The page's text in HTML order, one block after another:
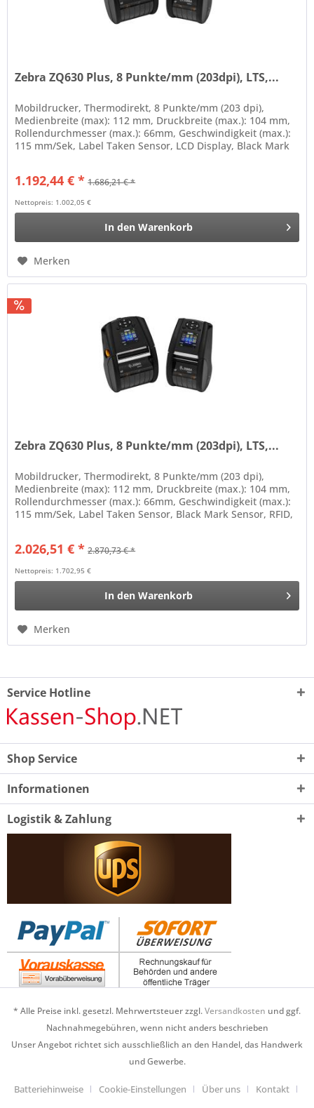
Zebra ZQ630 Plus, 8 Punkte/mm (203dpi), LTS,...
Mobildrucker, Thermodirekt, 8 Punkte/mm (203 dpi),
Medienbreite (max): 112 mm, Druckbreite (max.): 104 mm,
Rollendurchmesser (max.): 66mm, Geschwindigkeit (max.):
115 mm/Sek, Label Taken Sensor, LCD Display, Black Mark
1.192,44 € * 1.686,21 € *
Nettopreis: 1.002,05 €
In den Warenkorb
Merken
Zebra ZQ630 Plus, 8 Punkte/mm (203dpi), LTS,...
Mobildrucker, Thermodirekt, 8 Punkte/mm (203 dpi),
Medienbreite (max): 112 mm, Druckbreite (max.): 104 mm,
Rollendurchmesser (max.): 66mm, Geschwindigkeit (max.):
115 mm/Sek, Label Taken Sensor, Black Mark Sensor, RFID,
2.026,51 € * 2.870,73 € *
Nettopreis: 1.702,95 €
In den Warenkorb
Merken
Service Hotline
Shop Service
Informationen
Logistik & Zahlung
* Alle Preise inkl. gesetzl. Mehrwertsteuer zzgl.Versandkosten und ggf.
Nachnahmegebühren, wenn nicht anders beschrieben
Unser Angebot richtet sich ausschließlich an den Handel, das Handwerk
und Gewerbe.
Batteriehinweise Cookie-Einstellungen Über uns
Kontakt